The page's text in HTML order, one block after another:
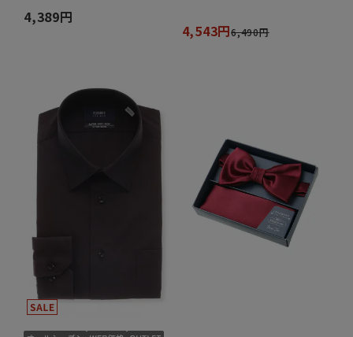
4,389円
4,543円6,490円